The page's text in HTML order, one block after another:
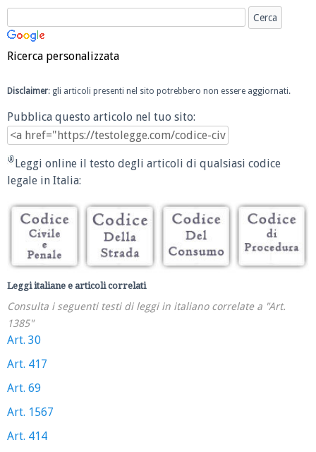
Ricerca personalizzata
Disclaimer: gli articoli presenti nel sito potrebbero non essere aggiornati.
Pubblica questo articolo nel tuo sito:
Leggi online il testo degli articoli di qualsiasi codice
legale in Italia:
Leggi italiane e articoli correlati
Consulta i seguenti testi di leggi in italiano correlate a "Art.
1385"
Art. 30
Art. 417
Art. 69
Art. 1567
Art. 414